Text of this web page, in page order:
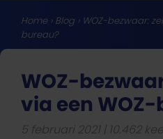
Home› Blog › WOZ-bezwaar:
bureau?
WOZ-
via een
5 februari 2021
10.462